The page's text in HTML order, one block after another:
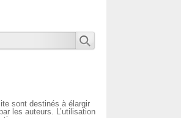
sont destinés à élargir
les auteurs. L’utilisation